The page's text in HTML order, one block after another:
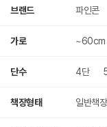
브랜드 파인콘
가로 ~60cm
단수 4단
책장형태 일반책장